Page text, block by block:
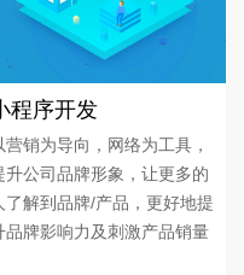
程序开发
营销为导向，网络为工具，
升公司品牌形象，让更多的
了解到品牌/产品，更好地提
品牌影响力及刺激产品销量